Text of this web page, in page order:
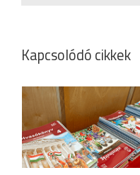
Kapcsolódó cikkek